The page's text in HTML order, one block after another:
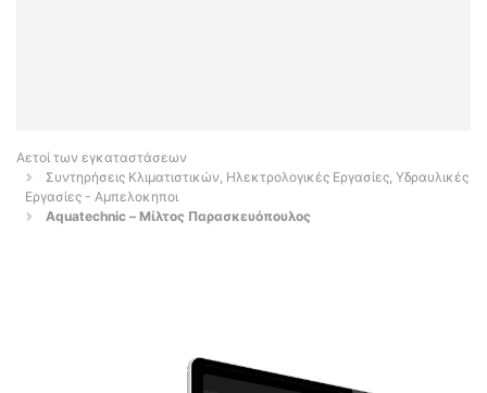
Αετοί των εγκαταστάσεων
Συντηρήσεις Κλιματιστικών, Ηλεκτρολογικές Εργασίες, Υδραυλικές
Εργασίες - Αμπελοκηποι
Aquatechnic – Μίλτος Παρασκευόπουλος